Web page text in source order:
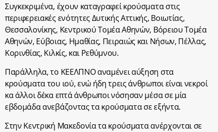
Συγκεκριμένα, έχουν καταγραφεί κρούσματα στις
περιφερειακές ενότητες Δυτικής Αττικής, Βοιωτίας,
Θεσσαλονίκης, Κεντρικού Τομέα Αθηνών, Βόρειου Τομέα
Αθηνών, Εύβοιας, Ημαθίας, Πειραιώς και Νήσων, Πέλλας,
Κορινθίας, Κιλκίς, και Ρεθύμνου.
Παράλληλα, το ΚΕΕΛΠΝΟ αναμένει αύξηση στα
κρούσματα του ιού, ενώ ήδη τρεις άνθρωποι είναι νεκροί
κα άλλοι δέκα επτά άνθρωποι νόσησαν μέσα σε μία
εβδομάδα ανεβάζοντας τα κρούσματα σε εξήντα.
Στην Κεντρική Μακεδονία τα κρούσματα ανέρχονται σε